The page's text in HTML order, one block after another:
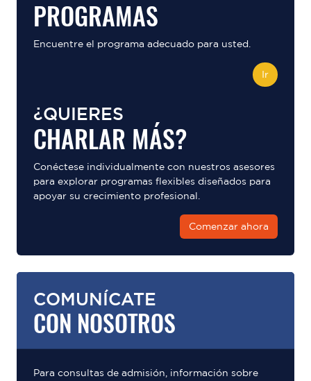
PROGRAMAS
Encuentre el programa adecuado para usted.
Ir
¿QUIERES
CHARLAR MÁS?
Conéctese individualmente con nuestros asesores
para explorar programas flexibles diseñados para
apoyar su crecimiento profesional.
Comenzar ahora
COMUNÍCATE
CON NOSOTROS
Para consultas de admisión, información sobre